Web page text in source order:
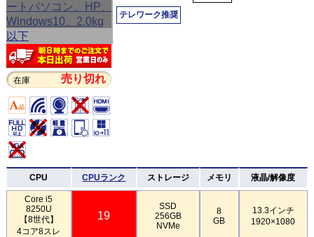
在庫 売り切れ
テレワーク推奨
CPU CPUランク ストレージ メモリ 液晶/解像度
Core i5
8250U
【8世代】
4コア8スレ
19
SSD
256GB
NVMe
8
GB
13.3インチ
1920×1080